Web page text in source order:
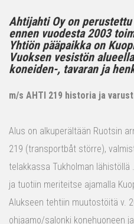
Ahtijahti Oy on
ennen vuodesta 2003
Yhtiön pääpaikka on
Vuoksen vesistön
koneiden-, tavaran ja
m/s AHTI 219 historia ja
Alus on alkuperältään Ruotsin
219 (transportbåt större),
telakkassa Tukholman
ja tuotiin meriteitse ajamalla
Alukseen tehtiin muutostöitä v.
ohjaamo/salonki konehuoneen